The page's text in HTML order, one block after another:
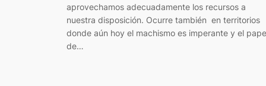
aprovechamos adecuadamente los recursos a
nuestra disposición. Ocurre también en territorios
donde aún hoy el machismo es imperante y el
de…